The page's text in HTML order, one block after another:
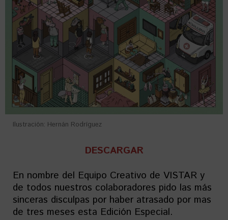
Ilustración: Hernán Rodríguez
DESCARGAR
En nombre del Equipo Creativo de VISTAR y
de todos nuestros colaboradores pido las más
sinceras disculpas por haber atrasado por mas
de tres meses esta Edición Especial.